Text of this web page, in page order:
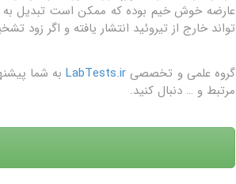
عارضه خوش خیم بوده که ممکن است تبدیل به
تواند خارج از تیروئید انتشار یافته و اگر
گروه علمی و تخصصی LabTests.irبه شما
مرتبط و … دنبال کنید.